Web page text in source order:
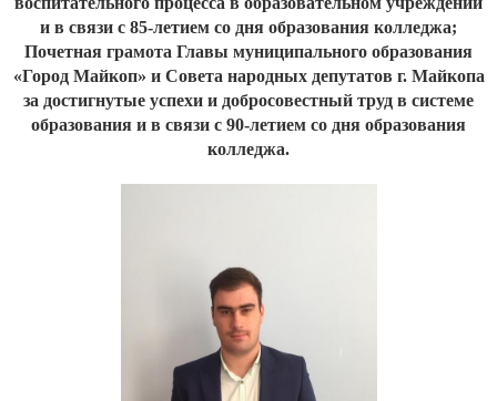
и в связи с 85-летием со дня образования колледжа;
Почетная грамота Главы муниципального образования
«Город Майкоп» и Совета народных депутатов г. Майкопа
за достигнутые успехи и добросовестный труд в системе
образования и в связи с 90-летием со дня образования
колледжа.